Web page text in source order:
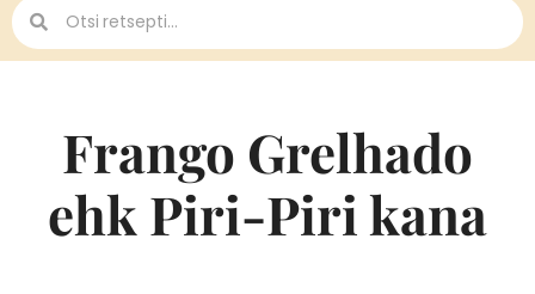
Frango Grelhado
ehk Piri-Piri kana